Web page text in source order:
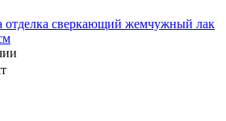
отделка сверкающий жемчужный лак